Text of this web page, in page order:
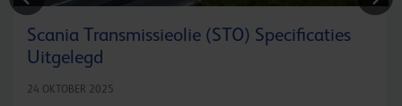
Scania Transmissieolie (STO) Specificaties
Uitgelegd
24 OKTOBER 2025